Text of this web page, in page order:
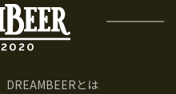
DREAMBEERとは